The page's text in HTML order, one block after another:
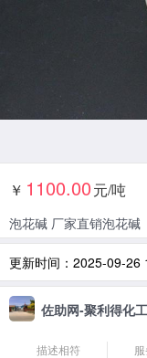
￥ 1100.00元/吨
泡花碱 厂家直销泡花碱
更新时间：2025-09-26
佐助网-聚利得化
描述相符